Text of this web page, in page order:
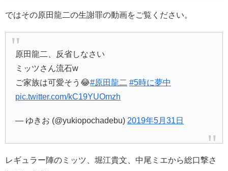
ではその原田龍二の生謝罪の動画をご覧ください。
原田龍二、反省しなさい
ミッツさん流石w
ご家族は可愛そう😂#原田龍二 #5時に夢中
pic.twitter.com/kC19YUOmzh
— ゆきお (@yukiopochadebu) 2019年5月31日
レギュラー陣のミッツ、堀江貴文、中尾ミエから総口撃さ